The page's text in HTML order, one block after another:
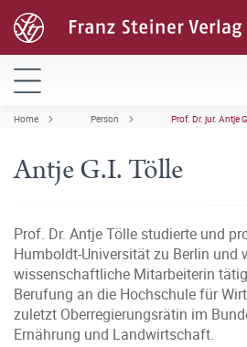
Home Person Prof. Dr. jur. Antje
Antje G.I. Tölle
Prof. Dr. Antje Tölle studierte und
Humboldt-Universität zu Berlin und
wissenschaftliche Mitarbeiterin
Berufung an die Hochschule für
zuletzt Oberregierungsrätin im
Ernährung und Landwirtschaft.